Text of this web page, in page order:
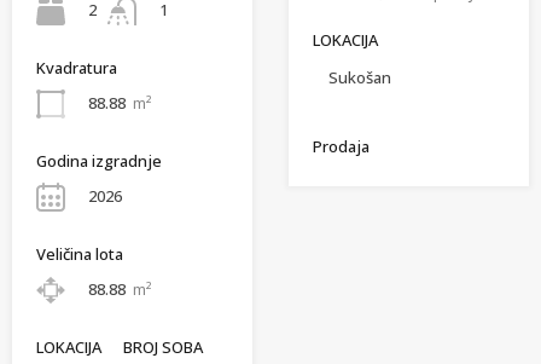
2
1
Kvadratura
88.88 m²
Godina izgradnje
2026
Veličina lota
88.88 m²
LOKACIJA
BROJ SOBA
LOKACIJA
Sukošan
Prodaja